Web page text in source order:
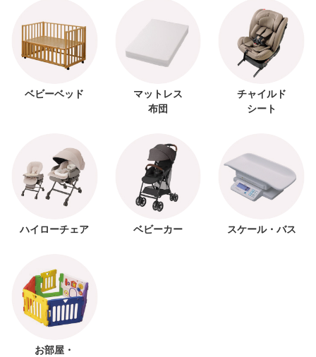
ベビーベッド
マットレス
布団
チャイルド
シート
ハイローチェア ベビーカー スケール・バス
お部屋・